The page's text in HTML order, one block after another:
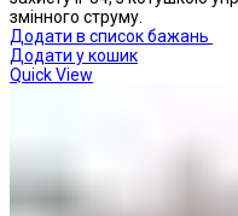
змінного струму.
Додати в список бажань
Додати у кошик
Quick View